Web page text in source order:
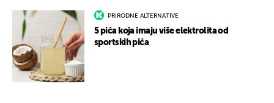
PRIRODNE ALTERNATIVE
5 pića koja imaju više elektrolita od
sportskih pića